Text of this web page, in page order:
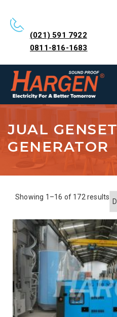
(021) 591 7922
0811-816-1683
JUAL GENSET
GENERATOR
Showing 1–16 of 172 results